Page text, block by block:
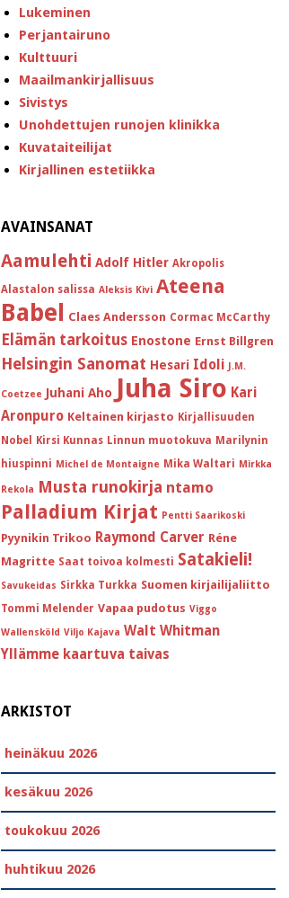
Lukeminen
Perjantairuno
Kulttuuri
Maailmankirjallisuus
Sivistys
Unohdettujen runojen klinikka
Kuvataiteilijat
Kirjallinen estetiikka
AVAINSANAT
Aamulehti Adolf Hitler Akropolis
Alastalon salissa Aleksis Kivi Ateena
Babel Claes Andersson Cormac McCarthy
Elämän tarkoitus Enostone Ernst Billgren
Helsingin Sanomat Hesari Idoli J.M.
Coetzee Juhani Aho Juha Siro Kari
Aronpuro Keltainen kirjasto Kirjallisuuden
Nobel
Kirsi Kunnas Linnun muotokuva Marilynin
hiuspinni Michel de Montaigne Mika Waltari Mirkka
Rekola Musta runokirja ntamo
Palladium Kirjat Pentti Saarikoski
Pyynikin Trikoo Raymond Carver Réne
Magritte Saat toivoa kolmesti Satakieli!
Savukeidas Sirkka Turkka Suomen kirjailijaliitto
Tommi Melender Vapaa pudotus Viggo
Wallensköld Viljo Kajava Walt Whitman
Yllämme kaartuva taivas
ARKISTOT
heinäkuu 2026
kesäkuu 2026
toukokuu 2026
huhtikuu 2026